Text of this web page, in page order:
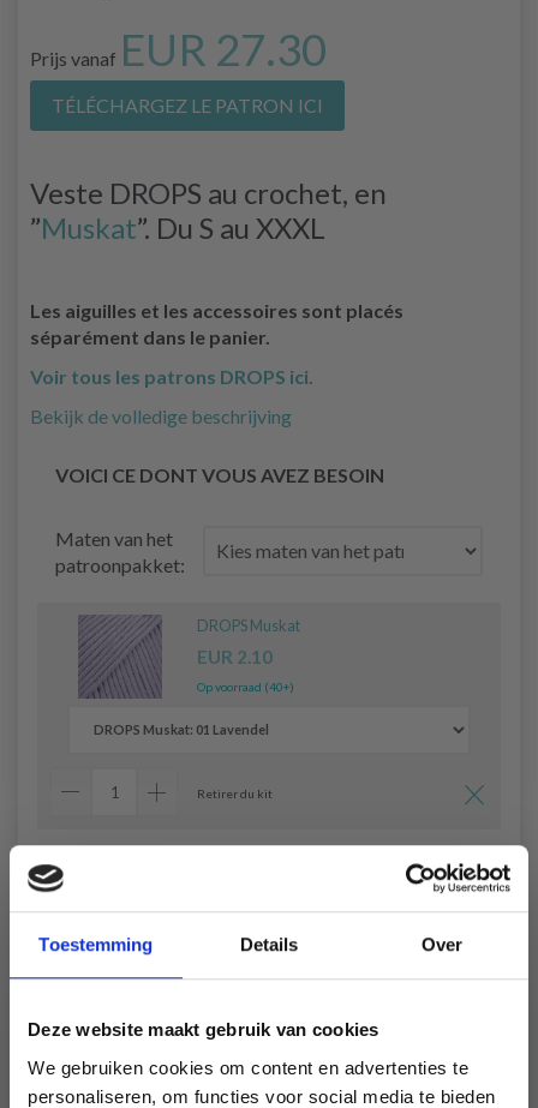
Toestemming Details Over
Deze website maakt gebruik van cookies
We gebruiken cookies om content en advertenties te
personaliseren, om functies voor social media te bieden
Prijs vanaf EUR 27.30
TÉLÉCHARGEZ LE PATRON ICI
Veste DROPS au crochet, en
”Muskat”. Du S au XXXL
Les aiguilles et les accessoires sont placés
séparément dans le panier.
Voir tous les patrons DROPS ici.
Bekijk de volledige beschrijving
VOICI CE DONT VOUS AVEZ BESOIN
Maten van het
patroonpakket:
DROPS Muskat
EUR 2.10
Op voorraad (40+)
Retirer du kit
DROPS Concaaf Wit 20 mm (#522)
Op voorraad (40+)
Alles toevoegen aan winkelwagen